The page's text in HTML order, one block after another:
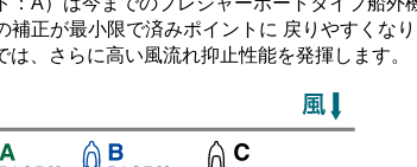
正が最小限で済みポイントに 戻りやすくなり
、さらに高い風流れ抑止性能を発揮します。